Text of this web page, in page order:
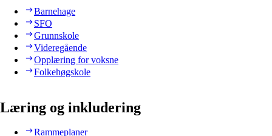
Barnehage
SFO
Grunnskole
Videregående
Opplæring for voksne
Folkehøgskole
Læring og inkludering
Rammeplaner